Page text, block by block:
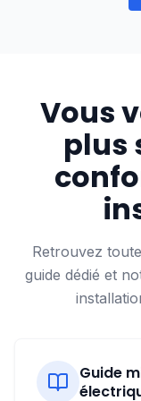
Diagnostic
Contrôle
Les facteurs
L'état des
le quartier
chambres
Vous
plus
Retrouvez
guide dédié et
Guide